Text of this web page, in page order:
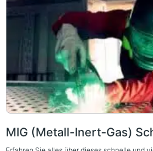
MIG (Metall-Inert-Gas)